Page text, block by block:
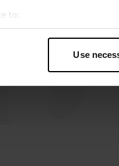
to:
geographical
personal data is
Use